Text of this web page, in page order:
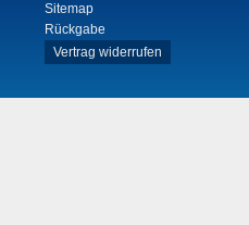
Sitemap
Rückgabe
Vertrag widerrufen